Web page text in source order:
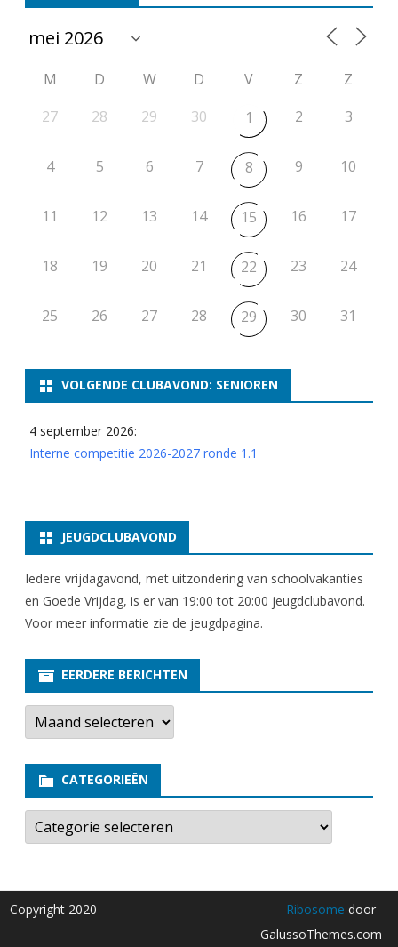
M D W D V Z
Z
27
28 29 30 1 2 3
4 5 6 7 8 9 10
11 12 13 14 15 16 17
18 19 20 21 22 23 24
25 26 27 28 29 30 31
VOLGENDE CLUBAVOND: SENIOREN
4 september 2026:
Interne competitie 2026-2027 ronde 1.1
JEUGDCLUBAVOND
Iedere vrijdagavond, met uitzondering van schoolvakanties
en Goede Vrijdag, is er van 19:00 tot 20:00 jeugdclubavond.
Voor meer informatie zie de jeugdpagina.
EERDERE BERICHTEN
E
r
e
e
b
r
t
e
CATEGORIEËN
C
t
o
r
i
Copyright 2020 Ribosome door
GalussoThemes.com